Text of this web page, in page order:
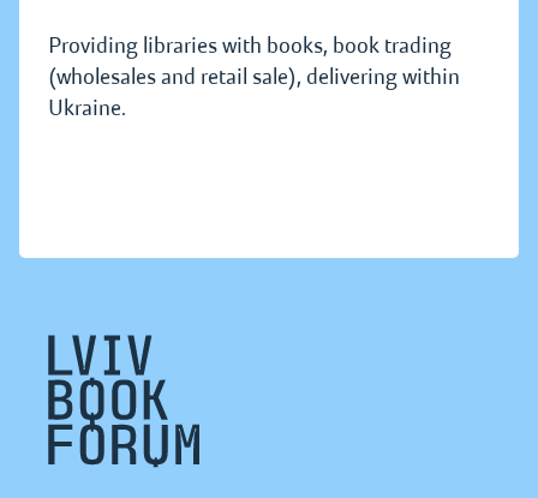
Providing libraries with books, book trading
(wholesales and retail sale), delivering within
Ukraine.